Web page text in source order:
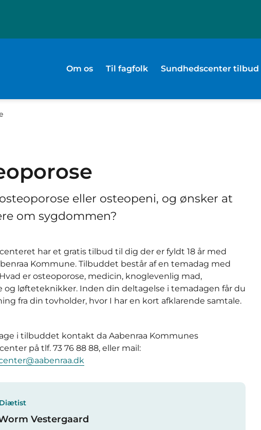
Om os Til fagfolk Sundhedscenter tilbud
eller osteopeni, og ønsker at
om sygdommen?
har et gratis tilbud til dig der er fyldt 18 år med
Kommune. Tilbuddet består af en temadag med
er osteoporose, medicin, knoglevenlig mad,
og løfteteknikker. Inden din deltagelse i temadagen får du
fra din tovholder, hvor I har en kort afklarende samtale.
i tilbuddet kontakt da Aabenraa Kommunes
på tlf. 73 76 88 88, eller mail:
Vestergaard